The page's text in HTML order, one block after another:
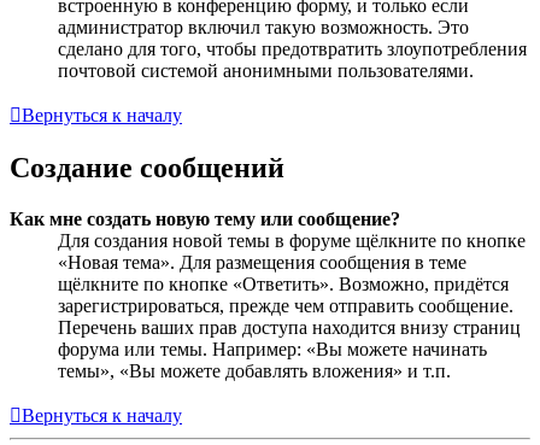
встроенную в конференцию форму, и только если
администратор включил такую возможность. Это
сделано для того, чтобы предотвратить злоупотребления
почтовой системой анонимными пользователями.
Вернуться к началу
Создание сообщений
Как мне создать новую тему или сообщение?
Для создания новой темы в форуме щёлкните по кнопке
«Новая тема». Для размещения сообщения в теме
щёлкните по кнопке «Ответить». Возможно, придётся
зарегистрироваться, прежде чем отправить сообщение.
Перечень ваших прав доступа находится внизу страниц
форума или темы. Например: «Вы можете начинать
темы», «Вы можете добавлять вложения» и т.п.
Вернуться к началу